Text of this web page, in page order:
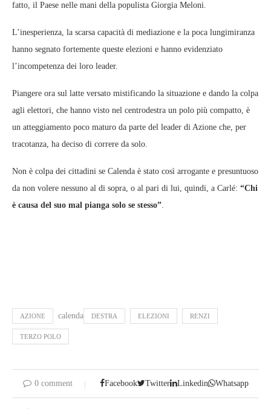
fatto, il Paese nelle mani della populista Giorgia Meloni.
L’inesperienza, la scarsa capacità di mediazione e la poca lungimiranza
hanno segnato fortemente queste elezioni e hanno evidenziato
l’incompetenza dei loro leader.
Piangere ora sul latte versato mistificando la situazione e dando la colpa
agli elettori, che hanno visto nel centrodestra un polo più compatto, è
un atteggiamento poco maturo da parte del leader di Azione che, per
tracotanza, ha deciso di correre da solo.
Non è colpa dei cittadini se Calenda è stato così arrogante e presuntuoso
da non volere nessuno al di sopra, o al pari di lui, quindi, a Carlé: “Chi
è causa del suo mal pianga solo se stesso”.
AZIONE calenda DESTRA ELEZIONI RENZI
TERZO POLO
0 comment Facebook Twitter Linkedin Whatsapp